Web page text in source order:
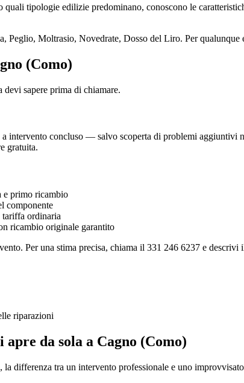
tipologie edilizie predominano, conoscono le
Peglio, Moltrasio, Novedrate, Dosso del Liro. Per
(Como)
sapere prima di chiamare.
intervento concluso — salvo scoperta di problemi aggiuntivi
gratuita.
e primo ricambio
componente
ordinaria
ricambio originale garantito
Per una stima precisa, chiama il 331 246 6237 e
riparazioni
da sola a Cagno (Como)
differenza tra un intervento professionale e uno